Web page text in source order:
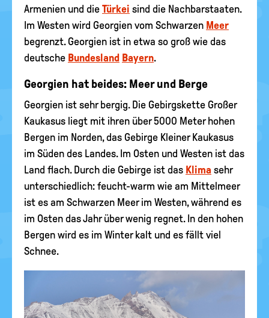
Armenien und die Türkei sind die Nachbarstaaten.
Im Westen wird Georgien vom Schwarzen Meer
begrenzt. Georgien ist in etwa so groß wie das
deutsche Bundesland Bayern.
Georgien hat beides: Meer und Berge
Georgien ist sehr bergig. Die Gebirgskette Großer
Kaukasus liegt mit ihren über 5000 Meter hohen
Bergen im Norden, das Gebirge Kleiner Kaukasus
im Süden des Landes. Im Osten und Westen ist das
Land flach. Durch die Gebirge ist das Klima sehr
unterschiedlich: feucht-warm wie am Mittelmeer
ist es am Schwarzen Meer im Westen, während es
im Osten das Jahr über wenig regnet. In den hohen
Bergen wird es im Winter kalt und es fällt viel
Schnee.